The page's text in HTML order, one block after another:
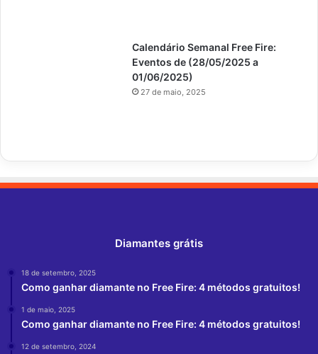
Calendário Semanal Free Fire:
Eventos de (28/05/2025 a
01/06/2025)
27 de maio, 2025
Diamantes grátis
18 de setembro, 2025
Como ganhar diamante no Free Fire: 4 métodos gratuitos!
1 de maio, 2025
Como ganhar diamante no Free Fire: 4 métodos gratuitos!
12 de setembro, 2024